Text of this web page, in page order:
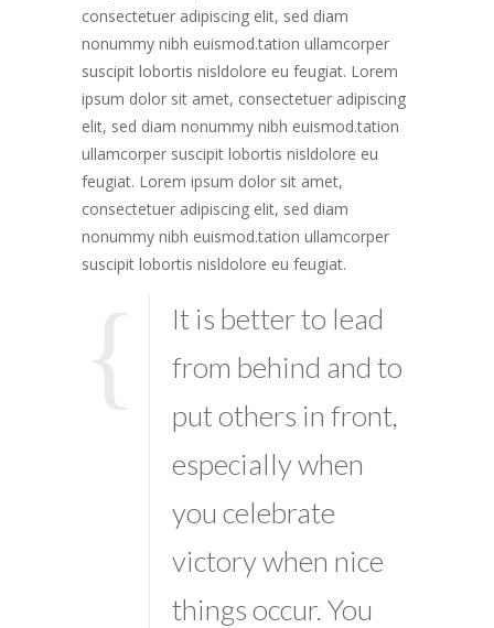
consectetuer adipiscing elit, sed diam
nonummy nibh euismod.tation ullamcorper
suscipit lobortis nisldolore eu feugiat. Lorem
ipsum dolor sit amet, consectetuer adipiscing
elit, sed diam nonummy nibh euismod.tation
ullamcorper suscipit lobortis nisldolore eu
feugiat. Lorem ipsum dolor sit amet,
consectetuer adipiscing elit, sed diam
nonummy nibh euismod.tation ullamcorper
suscipit lobortis nisldolore eu feugiat.
It is better to lead
from behind and to
put others in front,
especially when
you celebrate
victory when nice
things occur. You